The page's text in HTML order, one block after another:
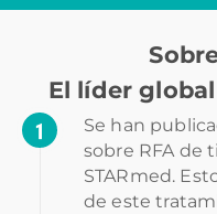
El líder
Se han
sobre RFA de
STARmed.
de este